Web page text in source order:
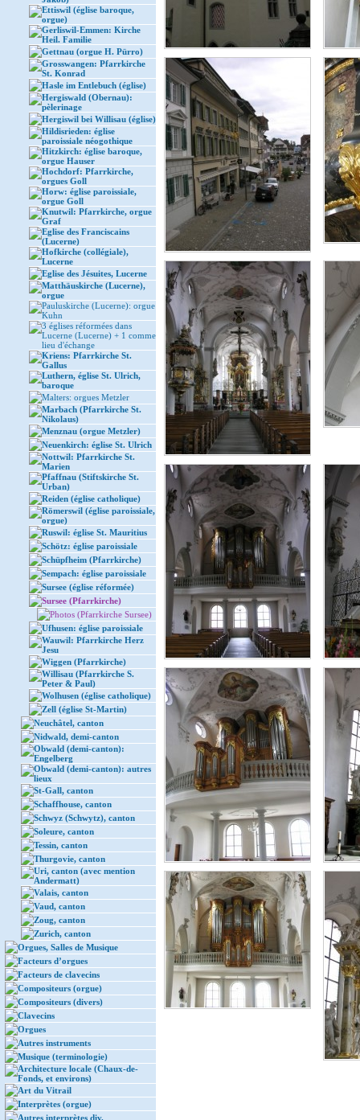
Ettiswil (église baroque,
orgue)
Gerliswil-Emmen: Kirche
Heil. Familie
Gettnau (orgue H. Pürro)
Grosswangen: Pfarrkirche
St. Konrad
Hasle im Entlebuch (église)
Hergiswald (Obernau):
pèlerinage
Hergiswil bei Willisau (église)
Hildisrieden: église
paroissiale néogothique
Hitzkirch: église baroque,
orgue Hauser
Hochdorf: Pfarrkirche,
orgues Goll
Horw: église paroissiale,
orgue Goll
Knutwil: Pfarrkirche, orgue
Graf
Eglise des Franciscains
(Lucerne)
Hofkirche (collégiale),
Lucerne
Eglise des Jésuites, Lucerne
Matthäuskirche (Lucerne),
orgue
Pauluskirche (Lucerne): orgue
Kuhn
3 églises réformées dans
Lucerne (Lucerne) + 1 comme
lieu d'échange
Kriens: Pfarrkirche St.
Gallus
Luthern, église St. Ulrich,
baroque
Malters: orgues Metzler
Marbach (Pfarrkirche St.
Nikolaus)
Menznau (orgue Metzler)
Neuenkirch: église St. Ulrich
Nottwil: Pfarrkirche St.
Marien
Pfaffnau (Stiftskirche St.
Urban)
Reiden (église catholique)
Römerswil (église paroissiale,
orgue)
Ruswil: église St. Mauritius
Schötz: église paroissiale
Schüpfheim (Pfarrkirche)
Sempach: église paroissiale
Sursee (église réformée)
Sursee (Pfarrkirche)
Photos (Pfarrkirche Sursee)
Ufhusen: église paroissiale
Wauwil: Pfarrkirche Herz
Jesu
Wiggen (Pfarrkirche)
Willisau (Pfarrkirche S.
Peter & Paul)
Wolhusen (église catholique)
Zell (église St-Martin)
Neuchâtel, canton
Nidwald, demi-canton
Obwald (demi-canton):
Engelberg
Obwald (demi-canton): autres
lieux
St-Gall, canton
Schaffhouse, canton
Schwyz (Schwytz), canton
Soleure, canton
Tessin, canton
Thurgovie, canton
Uri, canton (avec mention
Andermatt)
Valais, canton
Vaud, canton
Zoug, canton
Zurich, canton
Orgues, Salles de Musique
Facteurs d’orgues
Facteurs de clavecins
Compositeurs (orgue)
Compositeurs (divers)
Clavecins
Orgues
Autres instruments
Musique (terminologie)
Architecture locale (Chaux-de-
Fonds, et environs)
Art du Vitrail
Interprètes (orgue)
Autres interprètes div.